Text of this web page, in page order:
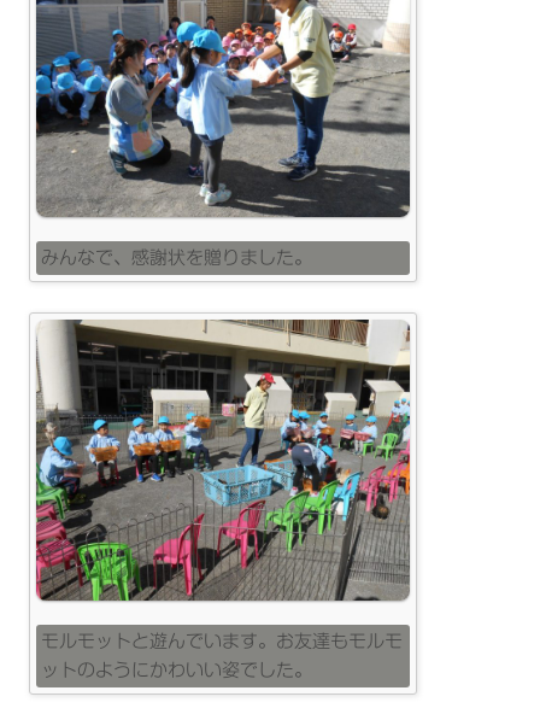
みんなで、感謝状を贈りました。
モルモットと遊んでいます。お友達もモルモ
ットのようにかわいい姿でした。